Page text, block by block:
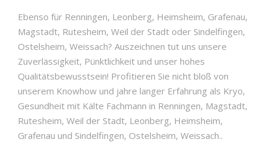
Ebenso für Renningen, Leonberg, Heimsheim, Grafenau,
Magstadt, Rutesheim, Weil der Stadt oder Sindelfingen,
Ostelsheim, Weissach? Auszeichnen tut uns unsere
Zuverlässigkeit, Pünktlichkeit und unser hohes
Qualitätsbewusstsein! Profitieren Sie nicht bloß von
unserem Knowhow und jahre langer Erfahrung als Kryo,
Gesundheit mit Kälte Fachmann in Renningen, Magstadt,
Rutesheim, Weil der Stadt, Leonberg, Heimsheim,
Grafenau und Sindelfingen, Ostelsheim, Weissach..